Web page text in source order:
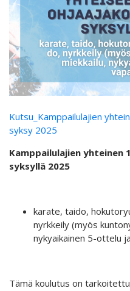
Kutsu_Kamppailulajien
syksy 2025
Kamppailulajien yhteinen
syksyllä 2025
karate, taido,
nyrkkeily (myös
nykyaikainen 5-ottelu
Tämä koulutus on